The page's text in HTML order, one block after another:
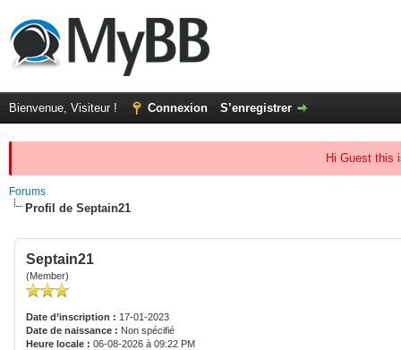
Bienvenue, Visiteur ! Connexion S’enregistrer
Hi Guest this
Forums
Profil de Septain21
Septain21
(Member)
Date d’inscription : 17-01-2023
Date de naissance : Non spécifié
Heure locale : 06-08-2026 à 09:22 PM